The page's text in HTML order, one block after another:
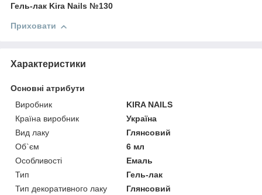
Гель-лак Kira Nails №130
Приховати
Характеристики
Основні атрибути
Виробник
KIRA NAILS
Країна виробник
Україна
Вид лаку
Глянсовий
Об`єм
6 мл
Особливості
Емаль
Тип
Гель-лак
Тип декоративного лаку
Глянсовий